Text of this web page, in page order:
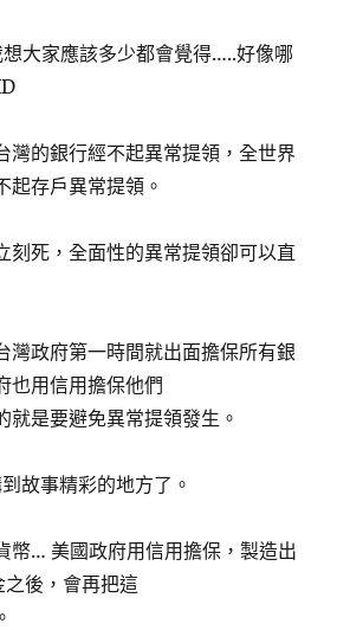
大家應該多少都會覺得…..好像哪
灣的銀行經不起異常提領，全世界
起存戶異常提領。
刻死，全面性的異常提領卻可以直
灣政府第一時間就出面擔保所有銀
也用信用擔保他們
就是要避免異常提領發生。
故事精彩的地方了。
幣… 美國政府用信用擔保，製造出
後，會再把這